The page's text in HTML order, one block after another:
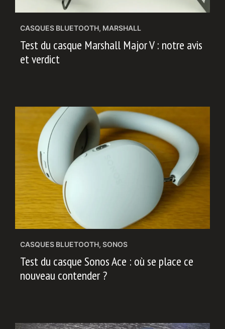
CASQUES BLUETOOTH, MARSHALL
Test du casque Marshall Major V : notre avis
et verdict
CASQUES BLUETOOTH, SONOS
Test du casque Sonos Ace : où se place ce
nouveau contender ?